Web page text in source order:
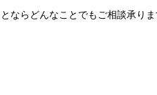
ならどんなことでもご相談承り